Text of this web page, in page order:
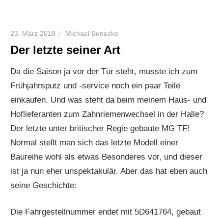
23. März 2018 Michael Benecke
Der letzte seiner Art
Da die Saison ja vor der Tür steht, musste ich zum
Frühjahrsputz und -service noch ein paar Teile
einkaufen. Und was steht da beim meinem Haus- und
Hoflieferanten zum Zahnriemenwechsel in der Halle?
Der letzte unter britischer Regie gebaute MG TF!
Normal stellt man sich das letzte Modell einer
Baureihe wohl als etwas Besonderes vor, und dieser
ist ja nun eher unspektakulär. Aber das hat eben auch
seine Geschichte:
Die Fahrgestellnummer endet mit 5D641764, gebaut